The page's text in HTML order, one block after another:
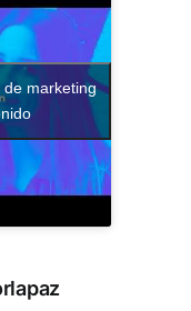
de marketing